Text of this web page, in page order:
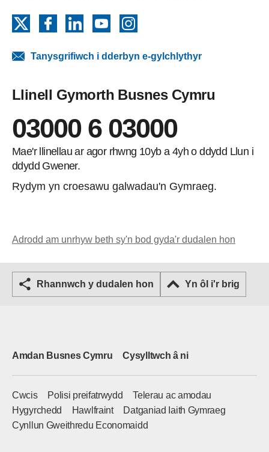
FacebookLinkedInYouTube
Tanysgrifiwch i dderbyn e-gylchlythyr
Llinell Gymorth Busnes Cymru
03000 6 03000
Mae'r llinellau ar agor rhwng 10yb a 4yh o ddydd Llun i
ddydd Gwener.
Rydym yn croesawu galwadau'n Gymraeg.
Adrodd am unrhyw beth sy'n bod gyda'r dudalen hon
Rhannwch y dudalen hon Yn ôl i'r brig
Amdan Busnes Cymru Cysylltwch â ni
Cwcis Polisi preifatrwydd
Telerau ac amodau
Hygyrchedd
Hawlfraint
Datganiad Iaith Gymraeg
Cynllun Gweithredu Economaidd